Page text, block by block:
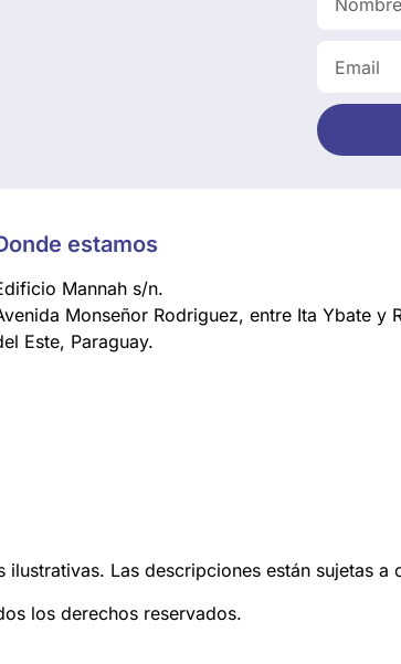
estamos
Mannah s/n.
Monseñor Rodriguez, entre Ita Ybate y
Este, Paraguay.
ilustrativas. Las descripciones están sujetas
los derechos reservados.